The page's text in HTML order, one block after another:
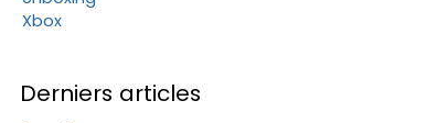
Xbox
Derniers articles